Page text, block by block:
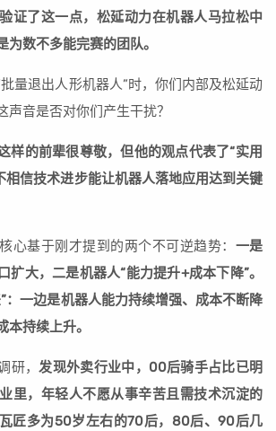
证了这一点，松延动力在机器人马拉松中
为数不多能完赛的团队。
量退出人形机器人”时，你们内部及松延动
声音是否对你们产生干扰？
样的前辈很尊敬，但他的观点代表了“实用
相信技术进步能让机器人落地应用达到关键
心基于刚才提到的两个不可逆趋势： 一是
扩大，二是机器人“能力提升+成本下降”。
：一边是机器人能力持续增强、成本不断降
持续上升。
研，发现外卖行业中，00后骑手占比已明
里，年轻人不愿从事辛苦且需技术沉淀的
匠多为50岁左右的70后，80后、90后几